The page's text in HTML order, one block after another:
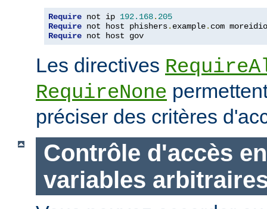
Require not ip 192.168. 205
Require not host phishers. example. com
Require not host gov
Les directives
RequireNone
préciser des critères
Contrôle d'accès
variables